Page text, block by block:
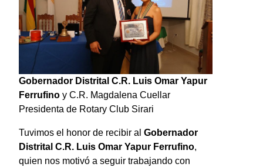
Gobernador Distrital C.R. Luis Omar Yapur
Ferrufino y C.R. Magdalena Cuellar
Presidenta de Rotary Club Sirari
Tuvimos el honor de recibir al Gobernador
Distrital C.R. Luis Omar Yapur Ferrufino,
quien nos motivó a seguir trabajando con